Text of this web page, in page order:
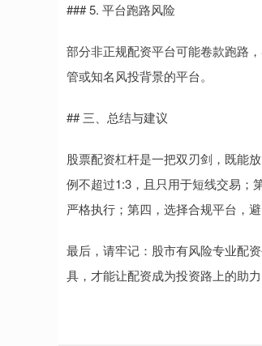
### 5. 平台跑路风险
部分非正规配资平台可能卷款跑路
管或知名风投背景的平台。
## 三、总结与建议
股票配资杠杆是一把双刃剑，既能
例不超过1:3，且只用于短线交易；
严格执行；第四，选择合规平台，避
最后，请牢记：股市有风险专业配
具，才能让配资成为投资路上的助力